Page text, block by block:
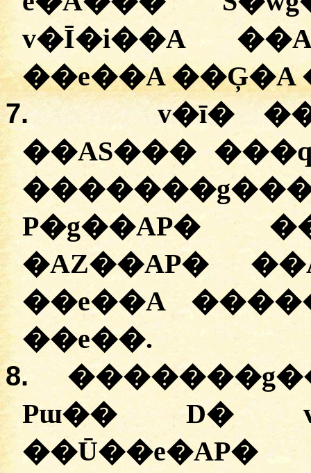
v�Ī�i��A
��e��A ��Ģ�A
7.
v�ī�
��AS���
P�g��AP�
�AZ��AP�
��e��A
��e��.
8.
Pɯ�� D�